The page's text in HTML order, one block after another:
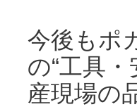
今後もポ
の“工具
産現場の